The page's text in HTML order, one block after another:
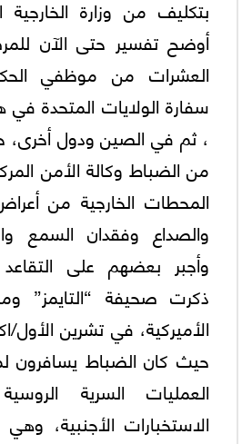
بتكليف من وزارة الخارجية
أوضح تفسير حتى الآن
العشرات من موظفي
، ثم في الصين ودول أخرى،
من الضباط وكالة الأمن
المحطات الخارجية من
والصداع وفقدان السمع
وأجبر بعضهم على
ذكرت صحيفة “التايمز”
حيث كان الضباط يسافرون
العمليات السرية
الاستخبارات الأجنبية،